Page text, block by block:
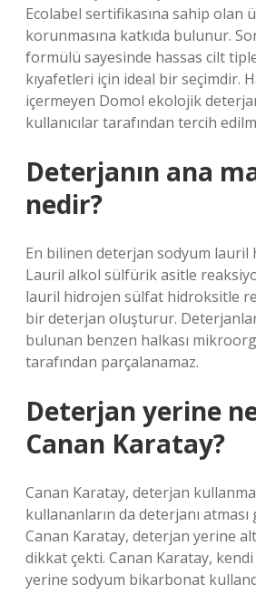
Ecolabel sertifikasına sahip olan
korunmasına katkıda bulunur.
formülü sayesinde hassas cilt
kıyafetleri için ideal bir seçimdir.
içermeyen Domol ekolojik
kullanıcılar tarafından tercih
Deterjanın ana
nedir?
En bilinen deterjan sodyum lauril
Lauril alkol sülfürik asitle
lauril hidrojen sülfat hidroksitle
bir deterjan oluşturur.
bulunan benzen halkası
tarafından parçalanamaz.
Deterjan yerine
Canan Karatay?
Canan Karatay, deterjan
kullananların da deterjanı
Canan Karatay, deterjan yerine
dikkat çekti. Canan Karatay,
yerine sodyum bikarbonat